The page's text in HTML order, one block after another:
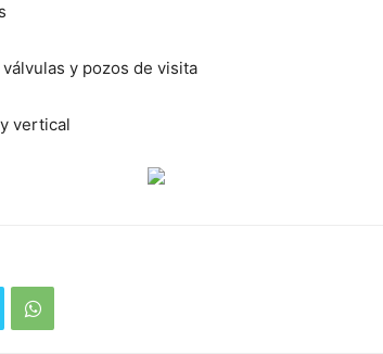
y pozos de visita
vertical